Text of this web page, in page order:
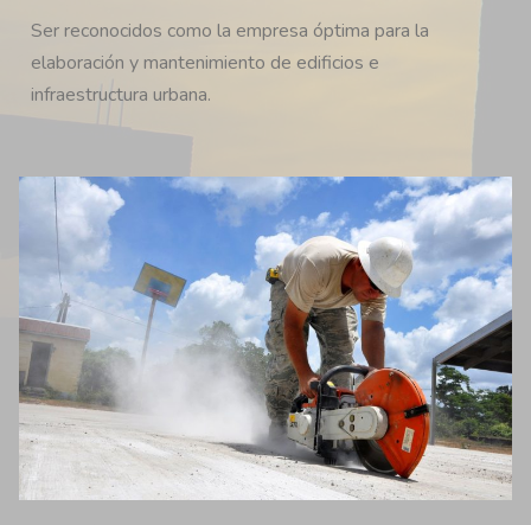
Ser reconocidos como la empresa óptima para la
elaboración y mantenimiento de edificios e
infraestructura urbana.